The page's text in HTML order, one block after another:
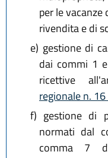
per le
rivendita e di
e) gestione di
dai commi 1
ricettive
regionale n.
f) gestione di
normati dal
comma 7